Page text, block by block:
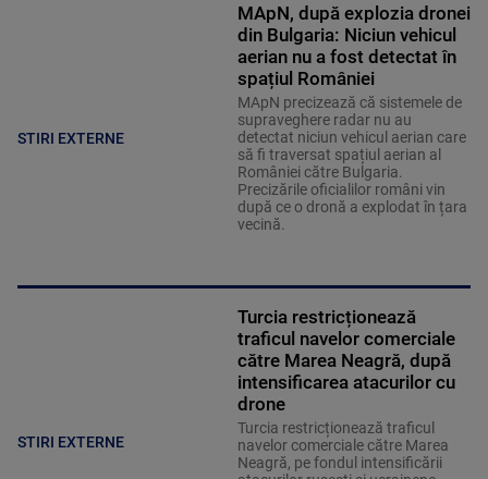
STIRI EXTERNE
MApN, după explozia dronei
din Bulgaria: Niciun vehicul
aerian nu a fost detectat în
spațiul României
MApN precizează că sistemele de
supraveghere radar nu au
detectat niciun vehicul aerian care
să fi traversat spațiul aerian al
României către Bulgaria.
Precizările oficialilor români vin
după ce o dronă a explodat în țara
vecină.
STIRI EXTERNE
Turcia restricționează
traficul navelor comerciale
către Marea Neagră, după
intensificarea atacurilor cu
drone
Turcia restricționează traficul
navelor comerciale către Marea
Neagră, pe fondul intensificării